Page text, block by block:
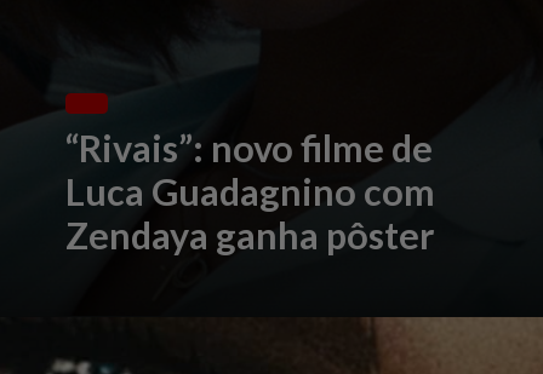
“Rivais”: novo filme de
Luca Guadagnino com
Zendaya ganha pôster